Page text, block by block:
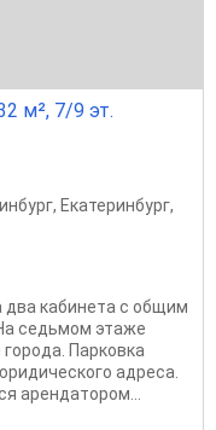
м², 7/9 эт.
, Екатеринбург,
кабинета с общим
седьмом этаже
Парковка
адреса.
арендатором...